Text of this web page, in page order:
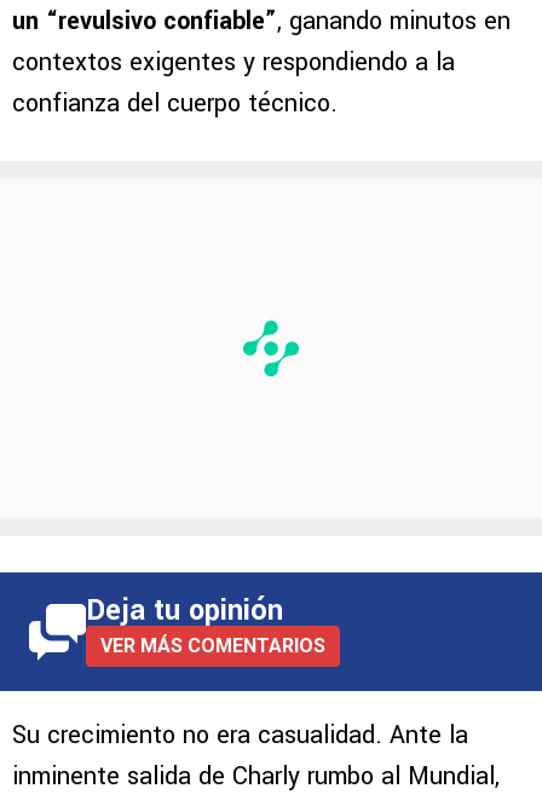
un “revulsivo confiable”, ganando minutos en
contextos exigentes y respondiendo a la
confianza del cuerpo técnico.
Deja tu opinión
VER MÁS COMENTARIOS
Su crecimiento no era casualidad. Ante la
inminente salida de Charly rumbo al Mundial,